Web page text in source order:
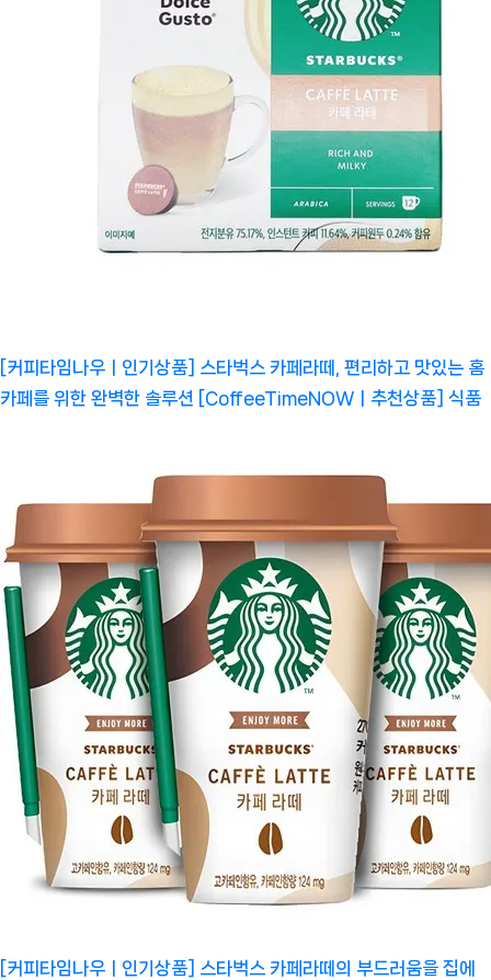
[커피타임나우ㅣ인기상품] 스타벅스 카페라떼, 편리하고 맛있는 홈
카페를 위한 완벽한 솔루션 [CoffeeTimeNOWㅣ추천상품] 식품
[커피타임나우ㅣ인기상품] 스타벅스 카페라떼의 부드러움을 집에